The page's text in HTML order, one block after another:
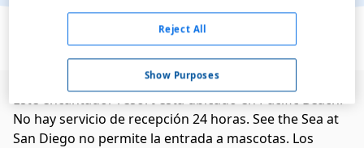
Ver en el mapa
Este encantador resort está ubicado en Pacific Beach.
No hay servicio de recepción 24 horas. See the Sea at
San Diego no permite la entrada a mascotas. Los
Show Purposes
Reject All